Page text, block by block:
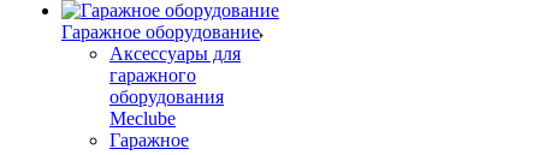
Гаражное оборудование
Аксессуары для
гаражного
оборудования
Meclube
Гаражное